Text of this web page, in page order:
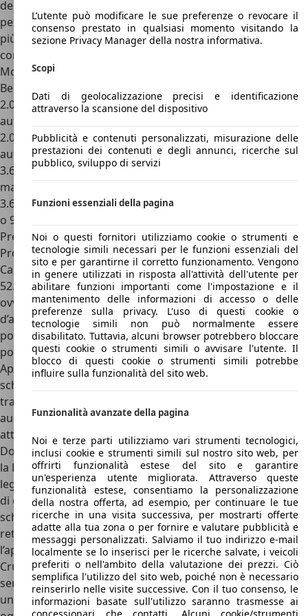
dell’apprezzato cambio automatico a 9 marce, a causa del
peso generoso della vettura risulta meno a fuoco che sulla
più piccola XT4, consumando leggermente meno del 3.6
con delle prestazioni inferiori.
Motori Cadillac XT5
Benzina
2.0 Turbo, 2.0 quattro cilindri turbo, 241 CV, cambio
automatico a 9 marce, trazione anteriore
2.0 Turbo AWD, 2.0 quattro cilindri turbo, 241 CV, cambio
automatico a 9 marce, trazione integrale
3.6 V6, 3.6 V6 aspirato, 314 CV, cambio automatico a 8 o 9
marce, trazione anteriore
3.6 V6 AWD, 3.6 V6 aspirato, 314 CV, cambio automatico a 8
o 9 marce, trazione integrale
Prezzi Cadillac XT5
Proposto in Europa tra il 2016 e il 2019, il listino prezzi di
Cadillac XT5 per il mercato italiano partiva da poco più di
52.000 euro per la versione d’attacco Luxury, dotata
ovviamente del 3.6 V6 da 314 CV. Questa versione
d’accesso era molto ben dotata, con cerchi in lega da 18
pollici, clima bizona, Cruise Control, fari a LED anteriori e
posteriori, infotainment con schermo da 8 pollici dotato di
Apple CarPlay e Android Auto, quadro strumenti con
schermo da 5,7 pollici, sedili in pelle elettrici e riscaldabili,
trazione integrale AWD, tetto apribile elettrico e sistema
audio Bose da 8 altoparlanti con sistema di cancellazione
attiva del rumore.
Dopo l’intermedia Premium, poi, al top della gamma c’era
la Platinum, che a ben 71.800 euro offriva in più cerchi in
lega da 20 pollici, clima trizona, Head-Up Display, modalità
di guida, portellone automatico, quadro strumenti con
schermo da ben 8 pollici, specchietto retrovisore con
retrocamera, sistema di telecamere a 360°, e
l’apprezzatissimo Super Cruise, un sistema che integra
Cruise Control Adattivo, mantenitore attivo di corsia,
sensore per l’angolo cieco e frenata automatica per offrire
una guida autonoma quasi completa in autostrada. Ma
L’utente può modificare le sue preferenze o revocare il
consenso prestato in qualsiasi momento visitando la
sezione Privacy Manager della nostra informativa.
Scopi
Dati di geolocalizzazione precisi e identificazione
attraverso la scansione del dispositivo
Pubblicità e contenuti personalizzati, misurazione delle
prestazioni dei contenuti e degli annunci, ricerche sul
pubblico, sviluppo di servizi
Funzioni essenziali della pagina
Noi o questi fornitori utilizziamo cookie o strumenti e
tecnologie simili necessari per le funzioni essenziali del
sito e per garantirne il corretto funzionamento. Vengono
in genere utilizzati in risposta all'attività dell'utente per
abilitare funzioni importanti come l'impostazione e il
mantenimento delle informazioni di accesso o delle
preferenze sulla privacy. L'uso di questi cookie o
tecnologie simili non può normalmente essere
disabilitato. Tuttavia, alcuni browser potrebbero bloccare
questi cookie o strumenti simili o avvisare l'utente. Il
blocco di questi cookie o strumenti simili potrebbe
influire sulla funzionalità del sito web.
Funzionalità avanzate della pagina
Noi e terze parti utilizziamo vari strumenti tecnologici,
inclusi cookie e strumenti simili sul nostro sito web, per
offrirti funzionalità estese del sito e garantire
un'esperienza utente migliorata. Attraverso queste
funzionalità estese, consentiamo la personalizzazione
della nostra offerta, ad esempio, per continuare le tue
ricerche in una visita successiva, per mostrarti offerte
adatte alla tua zona o per fornire e valutare pubblicità e
messaggi personalizzati. Salviamo il tuo indirizzo e-mail
localmente se lo inserisci per le ricerche salvate, i veicoli
preferiti o nell'ambito della valutazione dei prezzi. Ciò
semplifica l'utilizzo del sito web, poiché non è necessario
reinserirlo nelle visite successive. Con il tuo consenso, le
informazioni basate sull'utilizzo saranno trasmesse ai